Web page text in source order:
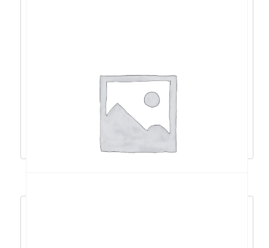
SPO1537B-500Z-E12-U3
53,82€ 48,44 €
Dodaj u košaricu